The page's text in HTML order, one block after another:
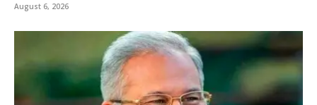
August 6, 2026